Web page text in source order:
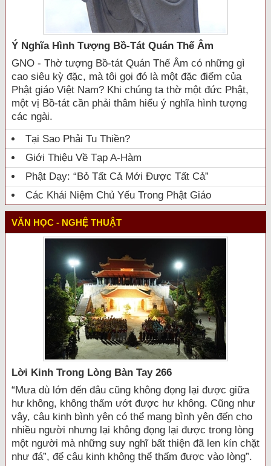
Ý Nghĩa Hình Tượng Bồ-Tát Quán Thế Âm
GNO - Thờ tượng Bồ-tát Quán Thế Âm có những gì
cao siêu kỳ đặc, mà tôi gọi đó là một đặc điểm của
Phật giáo Việt Nam? Khi chúng ta thờ một đức Phật,
một vị Bồ-tát cần phải thâm hiểu ý nghĩa hình tượng
các ngài.
Tại Sao Phải Tu Thiền?
Giới Thiệu Về Tạp A-Hàm
Phật Dạy: “Bỏ Tất Cả Mới Được Tất Cả”
Các Khái Niệm Chủ Yếu Trong Phật Giáo
VĂN HỌC - NGHỆ THUẬT
Lời Kinh Trong Lòng Bàn Tay 266
“Mưa dù lớn đến đâu cũng không đọng lại được giữa
hư không, không thấm ướt được hư không. Cũng như
vậy, câu kinh bình yên có thể mang bình yên đến cho
nhiều người nhưng lại không đọng lại được trong lòng
một người mà những suy nghĩ bất thiện đã len kín chặt
như đá”, để câu kinh không thể thấm được vào lòng”.